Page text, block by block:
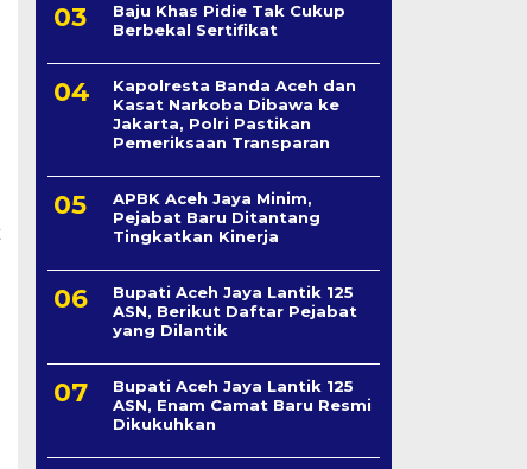
Baju Khas Pidie Tak Cukup
Berbekal Sertifikat
Kapolresta Banda Aceh dan
Kasat Narkoba Dibawa ke
Jakarta, Polri Pastikan
Pemeriksaan Transparan
APBK Aceh Jaya Minim,
Pejabat Baru Ditantang
Tingkatkan Kinerja
Bupati Aceh Jaya Lantik 125
ASN, Berikut Daftar Pejabat
yang Dilantik
Bupati Aceh Jaya Lantik 125
ASN, Enam Camat Baru Resmi
Dikukuhkan